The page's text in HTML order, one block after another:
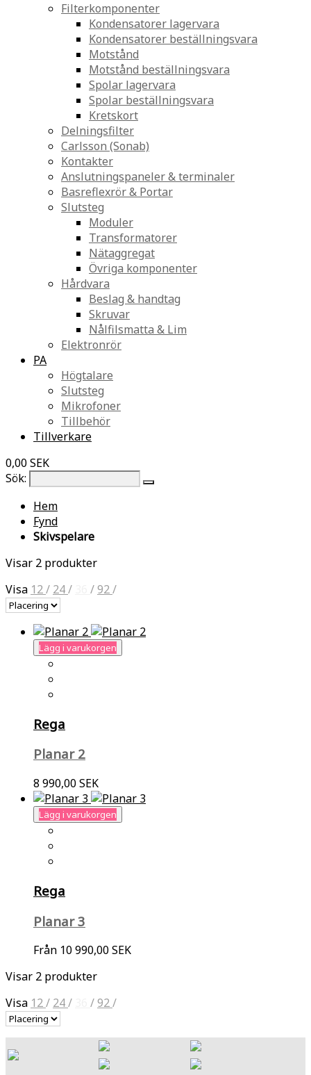
Filterkomponenter
Kondensatorer lagervara
Kondensatorer beställningsvara
Motstånd
Motstånd beställningsvara
Spolar lagervara
Spolar beställningsvara
Kretskort
Delningsfilter
Carlsson (Sonab)
Kontakter
Anslutningspaneler & terminaler
Basreflexrör & Portar
Slutsteg
Moduler
Transformatorer
Nätaggregat
Övriga komponenter
Hårdvara
Beslag & handtag
Skruvar
Nålfilsmatta & Lim
Elektronrör
PA
Högtalare
Slutsteg
Mikrofoner
Tillbehör
Tillverkare
0,00 SEK
Sök:
Hem
Fynd
Skivspelare
Visar 2 produkter
Visa 12/ 24/ /92/
Lägg i varukorgen
Rega
Planar 2
8 990,00 SEK
Lägg i varukorgen
Rega
Planar 3
Från 10 990,00 SEK
Visar 2 produkter
Visa 12/ 24/ /92/